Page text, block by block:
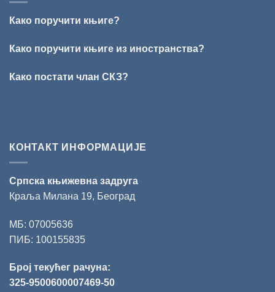
Раичковић“
Ристовићу
Како поручити књиге?
Како поручити књиге из иностранства?
Како постати члан СКЗ?
КОНТАКТ ИНФОРМАЦИЈЕ
Српска књижевна задруга
Краља Милана 19, Београд
МБ: 07005636
ПИБ: 100155835
Број текућег рачуна:
325-9500600007469-50